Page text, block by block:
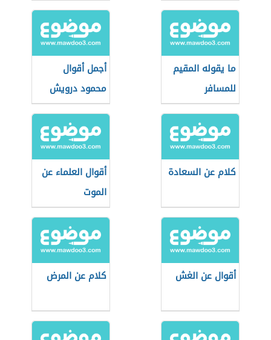
ما يقوله المقيم
للمسافر
أجمل أقوال
محمود درويش
كلام عن السعادة
أقوال العلماء عن
الموت
أقوال عن الغش كلام عن المرض